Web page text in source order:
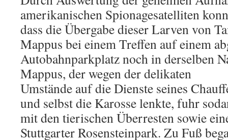
amerikanischen Spionagesatelliten
dass die Übergabe dieser Larven von
Mappus bei einem Treffen auf einem
Autobahnparkplatz noch in derselben
Mappus, der wegen der delikaten
Umstände auf die Dienste seines
und selbst die Karosse lenkte, fuhr
mit den tierischen Überresten sowie
Stuttgarter Rosensteinpark. Zu Fuß